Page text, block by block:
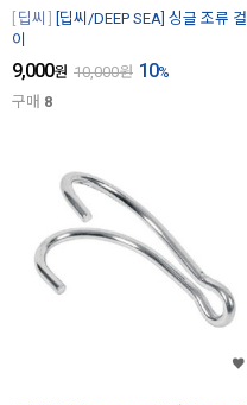
딥씨
[딥씨/DEEP SEA] 싱글 조류 걸
이
9,000원 10,000원 10%
구매 8